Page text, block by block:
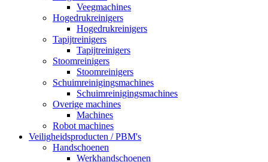
Veegmachines
Hogedrukreinigers
Hogedrukreinigers
Tapijtreinigers
Tapijtreinigers
Stoomreinigers
Stoomreinigers
Schuimreinigingsmachines
Schuimreinigingsmachines
Overige machines
Machines
Robot machines
Veiligheidsproducten / PBM's
Handschoenen
Werkhandschoenen